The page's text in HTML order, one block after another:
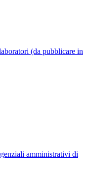
(da pubblicare in
amministrativi di